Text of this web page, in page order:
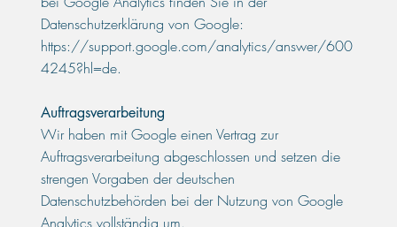
Datenschutzerklärung von Google:
https://support.google.com/analytics/answer/600
4245?hl=de.
Auftragsverarbeitung
Wir haben mit Google einen Vertrag zur
Auftragsverarbeitung abgeschlossen und setzen die
strengen Vorgaben der deutschen
Datenschutzbehörden bei der Nutzung von Google
Analytics vollständig um.